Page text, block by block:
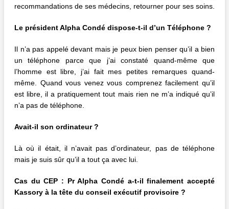
recommandations de ses médecins, retourner pour ses soins.
Le président Alpha Condé dispose-t-il d’un Téléphone ?
Il n’a pas appelé devant mais je peux bien penser qu’il a bien
un téléphone parce que j’ai constaté quand-même que
l’homme est libre, j’ai fait mes petites remarques quand-
même. Quand vous venez vous comprenez facilement qu’il
est libre, il a pratiquement tout mais rien ne m’a indiqué qu’il
n’a pas de téléphone.
Avait-il son ordinateur ?
Là où il était, il n’avait pas d’ordinateur, pas de téléphone
mais je suis sûr qu’il a tout ça avec lui.
Cas du CEP : Pr Alpha Condé a-t-il finalement accepté
Kassory à la tête du conseil exécutif provisoire ?